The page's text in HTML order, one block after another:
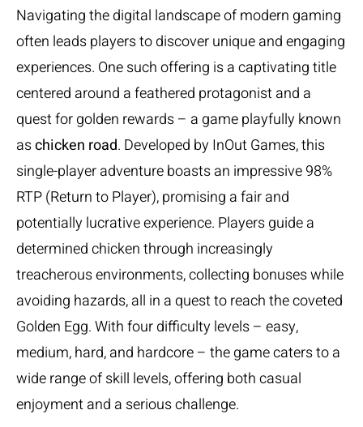
Navigating the digital landscape of modern gaming
often leads players to discover unique and engaging
experiences. One such offering is a captivating title
centered around a feathered protagonist and a
quest for golden rewards – a game playfully known
aschicken road. Developed by InOut Games, this
single-player adventure boasts an impressive 98%
RTP (Return to Player), promising a fair and
potentially lucrative experience. Players guide a
determined chicken through increasingly
treacherous environments, collecting bonuses while
avoiding hazards, all in a quest to reach the coveted
Golden Egg. With four difficulty levels – easy,
medium, hard, and hardcore – the game caters to a
wide range of skill levels, offering both casual
enjoyment and a serious challenge.